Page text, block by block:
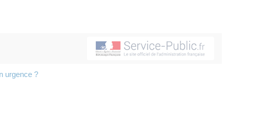
urgence ?